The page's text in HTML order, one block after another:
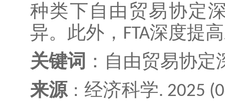
种类下自由贸易协定
异。此外， FTA深度提
关键词 ：自由贸易协定
来源： 经济科学. 2025